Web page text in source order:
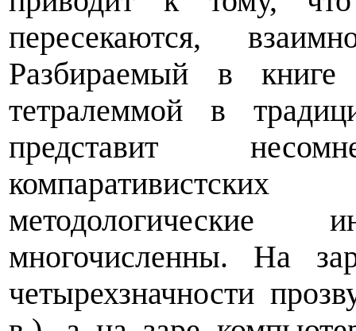
пересекаются,
Разбираемый в
тетралеммой в
представит
методологические
многочисленны. На
четырехзначности